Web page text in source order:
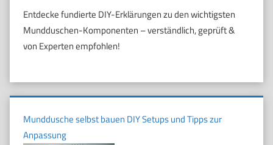
Entdecke fundierte DIY-Erklärungen zu den wichtigsten
Mundduschen-Komponenten – verständlich, geprüft &
von Experten empfohlen!
Munddusche selbst bauen DIY Setups und Tipps zur
Anpassung